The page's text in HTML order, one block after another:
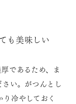
も美味しい
であるため、ま
い。がつんとし
冷やしておく